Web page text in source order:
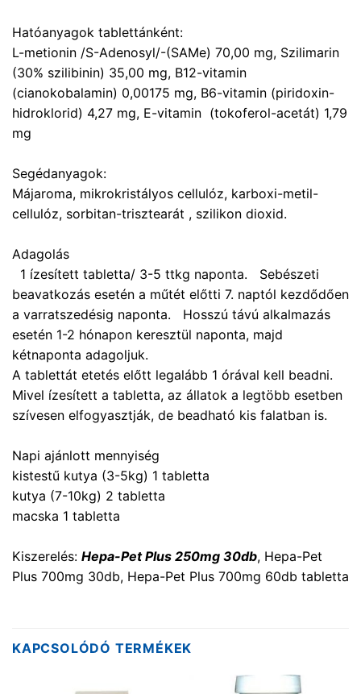
Hatóanyagok tablettánként:
L-metionin /S-Adenosyl/-(SAMe) 70,00 mg, Szilimarin
(30% szilibinin) 35,00 mg, B12-vitamin
(cianokobalamin) 0,00175 mg, B6-vitamin (piridoxin-
hidroklorid) 4,27 mg, E-vitamin (tokoferol-acetát) 1,79
mg
Segédanyagok:
Májaroma, mikrokristályos cellulóz, karboxi-metil-
cellulóz, sorbitan-trisztearát , szilikon dioxid.
Adagolás
1 ízesített tabletta/ 3-5 ttkg naponta.
Sebészeti
beavatkozás esetén a műtét előtti 7. naptól kezdődően
a varratszedésig naponta.
Hosszú távú alkalmazás
esetén 1-2 hónapon keresztül naponta, majd
kétnaponta adagoljuk.
A tablettát etetés előtt legalább 1 órával kell beadni.
Mivel ízesített a tabletta, az állatok a legtöbb esetben
szívesen elfogyasztják, de beadható kis falatban is.
Napi ajánlott mennyiség
kistestű kutya (3-5kg) 1 tabletta
kutya (7-10kg) 2 tabletta
macska 1 tabletta
Kiszerelés: Hepa-Pet Plus 250mg 30db, Hepa-Pet
Plus 700mg 30db, Hepa-Pet Plus 700mg 60db tabletta
KAPCSOLÓDÓ TERMÉKEK